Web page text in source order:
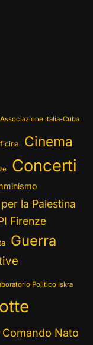
Associazione Italia-Cuba
Cinema
Concerti
la Palestina
Firenze
Guerra
Politico Iskra
Comando Nato